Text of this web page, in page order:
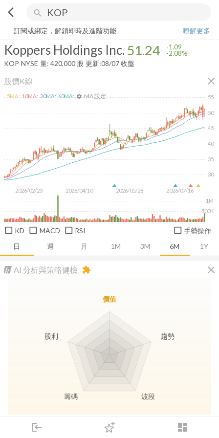
arrow_back_ios search
login dashboard
下單
Koppers Holdings Inc.
訂閱或綁定，解鎖即時及進階功能
瞭解更多
Koppers Holdings Inc. 51.24 -1.09
-2.08%
KOP NYSE 量: 420,000 股 更新:08/07 收盤
股價K線 close
日 週 月 1M 3M 6M 1Y
2026/02/23 2026/04/10 2026/05/28 2026/07/16
30
35
40
45
50
55
500K
1M
5MA: 10MA: 20MA: 60MA: settings MA 設定
KD MACD RSI 手勢操作
AI 分析與策略健檢 close
extension
長線價值 存股收息
價值
趨勢
波段
籌碼
股利